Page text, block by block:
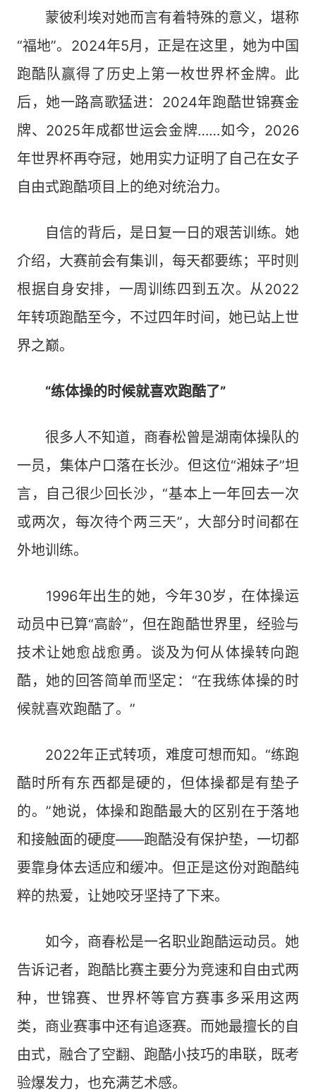
蒙彼利埃对她而言有着特殊的意义，堪称
“福地”。2024年5月，正是在这里，她为中国
跑酷队赢得了历史上第一枚世界杯金牌。此
后，她一路高歌猛进：2024年跑酷世锦赛金
牌、2025年成都世运会金牌……如今，2026
年世界杯再夺冠，她用实力证明了自己在女子
自由式跑酷项目上的绝对统治力。
自信的背后，是日复一日的艰苦训练。她
介绍，大赛前会有集训，每天都要练；平时则
根据自身安排，一周训练四到五次。从2022
年转项跑酷至今，不过四年时间，她已站上世
界之巅。
“练体操的时候就喜欢跑酷了”
很多人不知道，商春松曾是湖南体操队的
一员，集体户口落在长沙。但这位“湘妹子”坦
言，自己很少回长沙，“基本上一年回去一次
或两次，每次待个两三天”，大部分时间都在
外地训练。
1996年出生的她，今年30岁，在体操运
动员中已算“高龄”，但在跑酷世界里，经验与
技术让她愈战愈勇。谈及为何从体操转向跑
酷，她的回答简单而坚定：“在我练体操的时
候就喜欢跑酷了。”
2022年正式转项，难度可想而知。“练跑
酷时所有东西都是硬的，但体操都是有垫子
的。”她说，体操和跑酷最大的区别在于落地
和接触面的硬度——跑酷没有保护垫，一切都
要靠身体去适应和缓冲。但正是这份对跑酷纯
粹的热爱，让她咬牙坚持了下来。
如今，商春松是一名职业跑酷运动员。她
告诉记者，跑酷比赛主要分为竞速和自由式两
种，世锦赛、世界杯等官方赛事多采用这两
类，商业赛事中还有追逐赛。而她最擅长的自
由式，融合了空翻、跑酷小技巧的串联，既考
验爆发力，也充满艺术感。